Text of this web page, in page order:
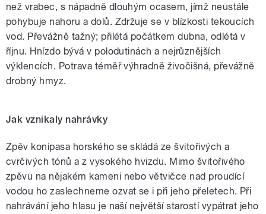
než vrabec, s nápadně dlouhým ocasem, jímž neustále
pohybuje nahoru a dolů. Zdržuje se v blízkosti tekoucích
vod. Převážně tažný; přilétá počátkem dubna, odlétá v
říjnu. Hnízdo bývá v polodutinách a nejrůznějších
výklencích. Potrava téměř výhradně živočišná, převážně
drobný hmyz.
Jak vznikaly nahrávky
Zpěv konipasa horského se skládá ze švitořivých a
cvrčivých tónů a z vysokého hvizdu. Mimo švitořivého
zpěvu na nějakém kameni nebo větvičce nad proudící
vodou ho zaslechneme ozvat se i při jeho přeletech. Při
nahrávání jeho hlasu je naší největší starostí vypátrat jeho